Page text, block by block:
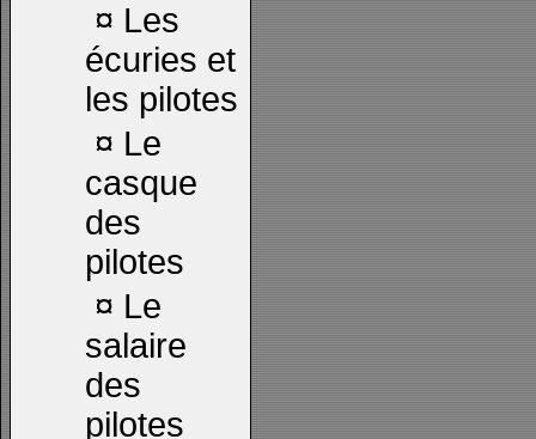
¤ Les
écuries et
les pilotes
¤ Le
casque
des
pilotes
¤ Le
salaire
des
pilotes